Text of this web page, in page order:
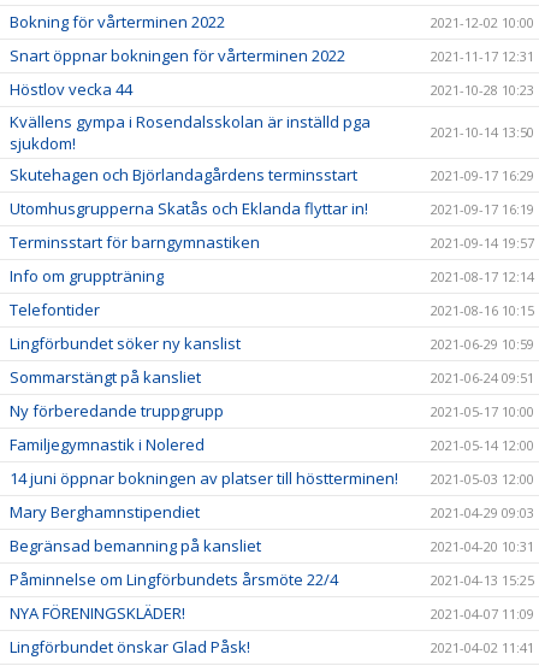
Bokning för vårterminen 2022 2021-12-02 10:00
Snart öppnar bokningen för vårterminen 2022 2021-11-17 12:31
Höstlov vecka 44 2021-10-28 10:23
Kvällens gympa i Rosendalsskolan är inställd pga
sjukdom!
2021-10-14 13:50
Skutehagen och Björlandagårdens terminsstart 2021-09-17 16:29
Utomhusgrupperna Skatås och Eklanda flyttar in! 2021-09-17 16:19
Terminsstart för barngymnastiken 2021-09-14 19:57
Info om gruppträning 2021-08-17 12:14
Telefontider 2021-08-16 10:15
Lingförbundet söker ny kanslist 2021-06-29 10:59
Sommarstängt på kansliet 2021-06-24 09:51
Ny förberedande truppgrupp 2021-05-17 10:00
Familjegymnastik i Nolered 2021-05-14 12:00
14 juni öppnar bokningen av platser till höstterminen! 2021-05-03 12:00
Mary Berghamnstipendiet 2021-04-29 09:03
Begränsad bemanning på kansliet 2021-04-20 10:31
Påminnelse om Lingförbundets årsmöte 22/4 2021-04-13 15:25
NYA FÖRENINGSKLÄDER! 2021-04-07 11:09
Lingförbundet önskar Glad Påsk! 2021-04-02 11:41